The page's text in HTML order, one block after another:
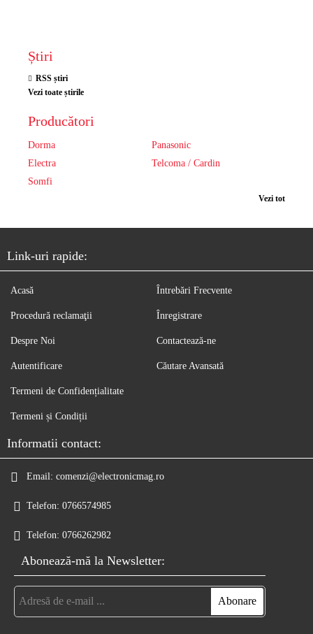
Știri
RSS știri
Vezi toate știrile
Producători
Dorma
Panasonic
Electra
Telcoma / Cardin
Somfi
Vezi tot
Link-uri rapide:
Acasă
Procedură reclamaţii
Despre Noi
Autentificare
Întrebări Frecvente
Înregistrare
Contactează-ne
Căutare Avansată
Termeni de Confidențialitate
Termeni și Condiții
Informatii contact:
Email: comenzi@electronicmag.ro
Telefon: 0766574985
Telefon: 0766262982
Abonează-mă la Newsletter: